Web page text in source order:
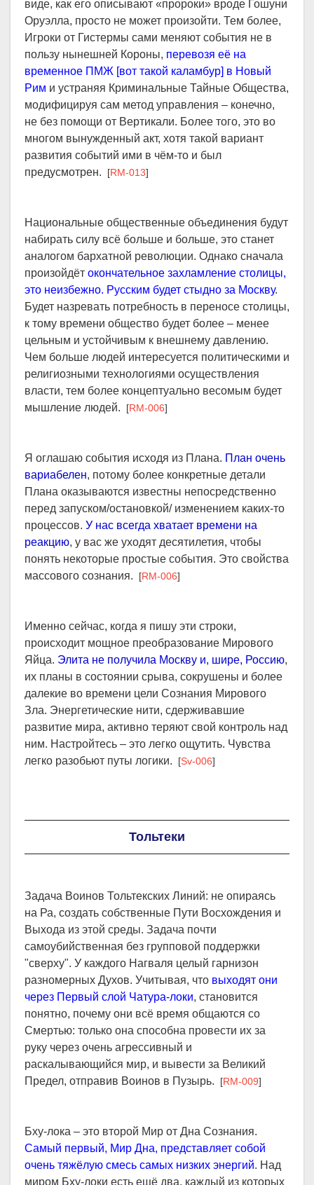
виде, как его описывают «пророки» вроде Гошуни
Оруэлла, просто не может произойти. Тем более,
Игроки от Гистермы сами меняют события не в
пользу нынешней Короны, перевозя её на
временное ПМЖ [вот такой каламбур] в Новый
Рим и устраняя Криминальные Тайные Общества,
модифицируя сам метод управления – конечно,
не без помощи от Вертикали. Более того, это во
многом вынужденный акт, хотя такой вариант
развития событий ими в чём-то и был
предусмотрен. [RM-013]
Национальные общественные объединения будут
набирать силу всё больше и больше, это станет
аналогом бархатной революции. Однако сначала
произойдёт окончательное захламление столицы,
это неизбежно. Русским будет стыдно за Москву.
Будет назревать потребность в переносе столицы,
к тому времени общество будет более – менее
цельным и устойчивым к внешнему давлению.
Чем больше людей интересуется политическими и
религиозными технологиями осуществления
власти, тем более концептуально весомым будет
мышление людей. [RM-006]
Я оглашаю события исходя из Плана. План очень
вариабелен, потому более конкретные детали
Плана оказываются известны непосредственно
перед запуском/остановкой/ изменением каких-то
процессов. У нас всегда хватает времени на
реакцию, у вас же уходят десятилетия, чтобы
понять некоторые простые события. Это свойства
массового сознания. [RM-006]
Именно сейчас, когда я пишу эти строки,
происходит мощное преобразование Мирового
Яйца. Элита не получила Москву и, шире, Россию,
их планы в состоянии срыва, сокрушены и более
далекие во времени цели Сознания Мирового
Зла. Энергетические нити, сдерживавшие
развитие мира, активно теряют свой контроль над
ним. Настройтесь – это легко ощутить. Чувства
легко разобьют путы логики. [Sv-006]
Тольтеки
Задача Воинов Тольтекских Линий: не опираясь
на Ра, создать собственные Пути Восхождения и
Выхода из этой среды. Задача почти
самоубийственная без групповой поддержки
"сверху". У каждого Нагваля целый гарнизон
разномерных Духов. Учитывая, что выходят они
через Первый слой Чатура-локи, становится
понятно, почему они всё время общаются со
Смертью: только она способна провести их за
руку через очень агрессивный и
раскалывающийся мир, и вывести за Великий
Предел, отправив Воинов в Пузырь. [RM-009]
Бху-лока – это второй Мир от Дна Сознания.
Самый первый, Мир Дна, представляет собой
очень тяжёлую смесь самых низких энергий. Над
миром Бху-локи есть ещё два, каждый из которых